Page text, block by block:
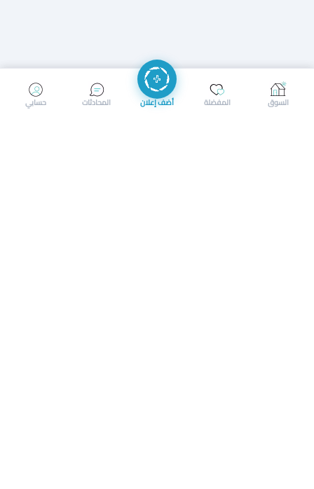
إرسال رسالة إجراء مكالمة
حسابي المحادثات أضف إعلان المفضلة السوق